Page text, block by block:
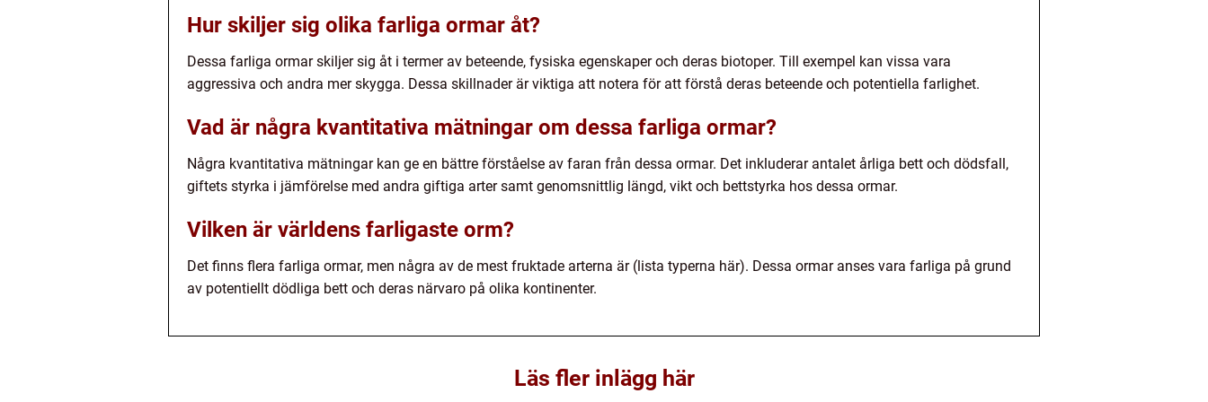
Hur skiljer sig olika farliga ormar åt?
Dessa farliga ormar skiljer sig åt i termer av beteende, fysiska egenskaper och deras biotoper. Till exempel kan vissa vara
aggressiva och andra mer skygga. Dessa skillnader är viktiga att notera för att förstå deras beteende och potentiella farlighet.
Vad är några kvantitativa mätningar om dessa farliga ormar?
Några kvantitativa mätningar kan ge en bättre förståelse av faran från dessa ormar. Det inkluderar antalet årliga bett och dödsfall,
giftets styrka i jämförelse med andra giftiga arter samt genomsnittlig längd, vikt och bettstyrka hos dessa ormar.
Vilken är världens farligaste orm?
Det finns flera farliga ormar, men några av de mest fruktade arterna är (lista typerna här). Dessa ormar anses vara farliga på grund
av potentiellt dödliga bett och deras närvaro på olika kontinenter.
Läs fler inlägg här